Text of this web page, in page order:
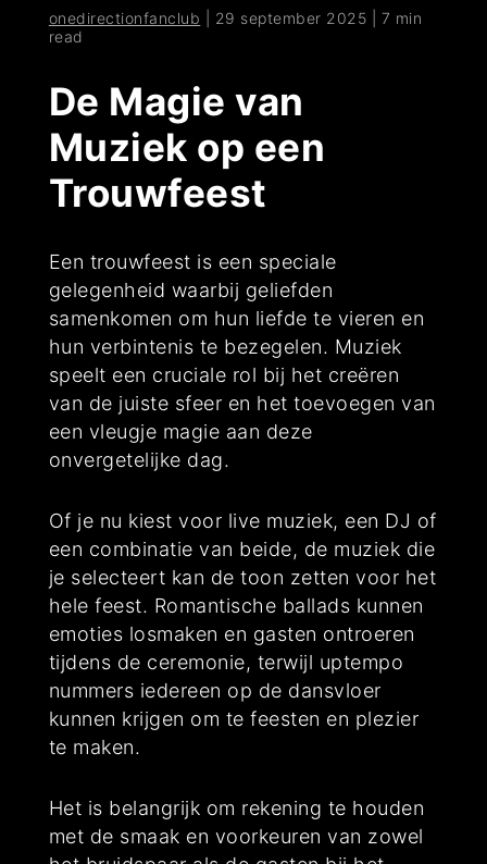
onedirectionfanclub 29 september 2025
7 min
read
De Magie van
Muziek op een
Trouwfeest
Een trouwfeest is een speciale
gelegenheid waarbij geliefden
samenkomen om hun liefde te vieren en
hun verbintenis te bezegelen. Muziek
speelt een cruciale rol bij het creëren
van de juiste sfeer en het toevoegen van
een vleugje magie aan deze
onvergetelijke dag.
Of je nu kiest voor live muziek, een DJ of
een combinatie van beide, de muziek die
je selecteert kan de toon zetten voor het
hele feest. Romantische ballads kunnen
emoties losmaken en gasten ontroeren
tijdens de ceremonie, terwijl uptempo
nummers iedereen op de dansvloer
kunnen krijgen om te feesten en plezier
te maken.
Het is belangrijk om rekening te houden
met de smaak en voorkeuren van zowel